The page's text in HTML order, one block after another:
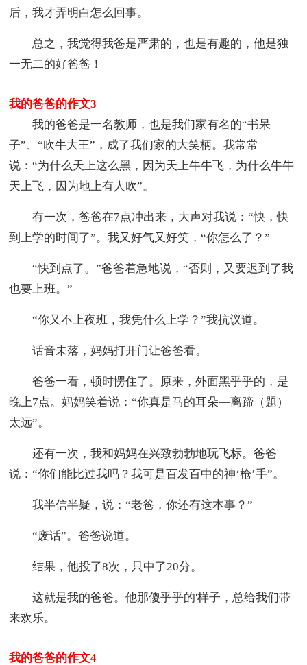
后，我才弄明白怎么回事。
总之，我觉得我爸是严肃的，也是有趣的，他是独
一无二的好爸爸！
我的爸爸的作文3
我的爸爸是一名教师，也是我们家有名的“书呆
子”、“吹牛大王”，成了我们家的大笑柄。我常常
说：“为什么天上这么黑，因为天上牛牛飞，为什么牛牛
天上飞，因为地上有人吹”。
有一次，爸爸在7点冲出来，大声对我说：“快，快
到上学的时间了”。我又好气又好笑，“你怎么了？”
“快到点了。”爸爸着急地说，“否则，又要迟到了我
也要上班。”
“你又不上夜班，我凭什么上学？”我抗议道。
话音未落，妈妈打开门让爸爸看。
爸爸一看，顿时愣住了。原来，外面黑乎乎的，是
晚上7点。妈妈笑着说：“你真是马的耳朵—离蹄（题）
太远”。
还有一次，我和妈妈在兴致勃勃地玩飞标。爸爸
说：“你们能比过我吗？我可是百发百中的神‘枪’手”。
我半信半疑，说：“老爸，你还有这本事？”
“废话”。爸爸说道。
结果，他投了8次，只中了20分。
这就是我的爸爸。他那傻乎乎的'样子，总给我们带
来欢乐。
我的爸爸的作文4